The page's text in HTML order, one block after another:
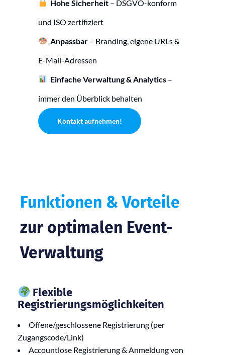
Hohe Sicherheit – DSGVO-konform
und ISO zertifiziert
Anpassbar – Branding, eigene URLs &
E-Mail-Adressen
Einfache Verwaltung & Analytics –
immer den Überblick behalten
Kontakt aufnehmen!
Funktionen & Vorteile
zur optimalen Event-
Verwaltung
Flexible
Registrierungsmöglichkeiten
Offene/geschlossene Registrierung (per
Zugangscode/Link)
Accountlose Registrierung & Anmeldung von